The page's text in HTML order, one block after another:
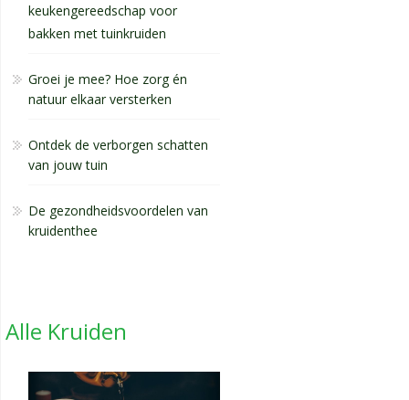
keukengereedschap voor
bakken met tuinkruiden
Groei je mee? Hoe zorg én
natuur elkaar versterken
Ontdek de verborgen schatten
van jouw tuin
De gezondheidsvoordelen van
kruidenthee
Alle Kruiden